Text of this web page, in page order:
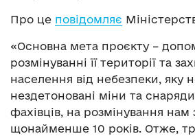
Про це повідомляє
«Основна мета проєкту –
розмінуванні її території та
населення від небезпеки, яку
нездетоновані міни та
фахівців, на розмінування нам
щонайменше 10 років. Отже,